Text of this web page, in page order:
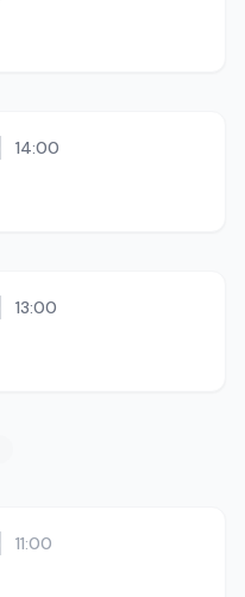
14:00
13:00
11:00